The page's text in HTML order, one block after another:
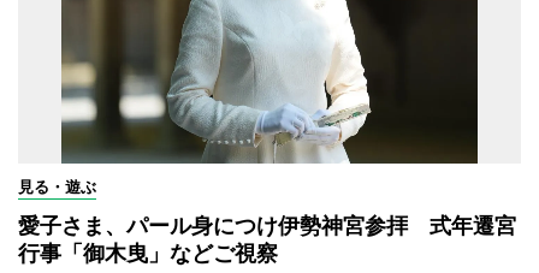
見る・遊ぶ
愛子さま、パール身につけ伊勢神宮参拝 式年遷宮
行事「御木曳」などご視察